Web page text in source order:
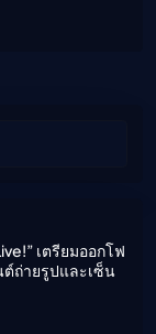
เตรียมออกโฟ
ต์ถ่ายรูปและเซ็น